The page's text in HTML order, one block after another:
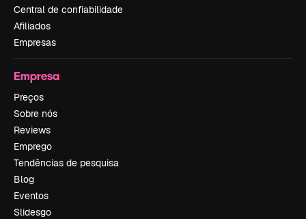
Central de confiabilidade
Afiliados
Empresas
Empresa
Preços
Sobre nós
Reviews
Emprego
Tendências de pesquisa
Blog
Eventos
Slidesgo